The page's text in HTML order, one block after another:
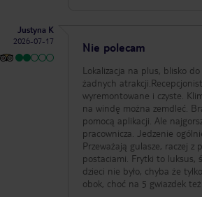
Justyna K
2026-07-17
Nie polecam
Lokalizacja na plus, blisko
żadnych
wyremontowane i czyste.
na windę można zemdleć.
pomocą aplikacji. Ale
pracownicza. Jedzenie
Przeważają gulasze, raczej z
postaciami. Frytki to luksus,
dzieci nie było, chyba że
obok, choć na 5 gwiazdek